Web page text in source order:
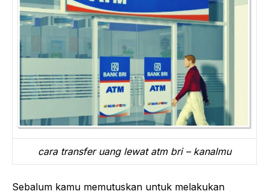
cara transfer uang lewat atm bri – kanalmu
Sebalum kamu memutuskan untuk melakukan